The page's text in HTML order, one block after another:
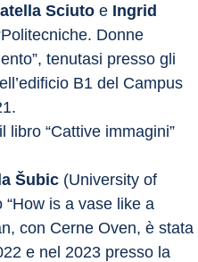
Sciuto e Ingrid
Donne
tenutasi presso gli
B1 del Campus
libro “Cattive immagini”
Šubic (University of
is a vase like a
con Cerne Oven, è stata
e nel 2023 presso la